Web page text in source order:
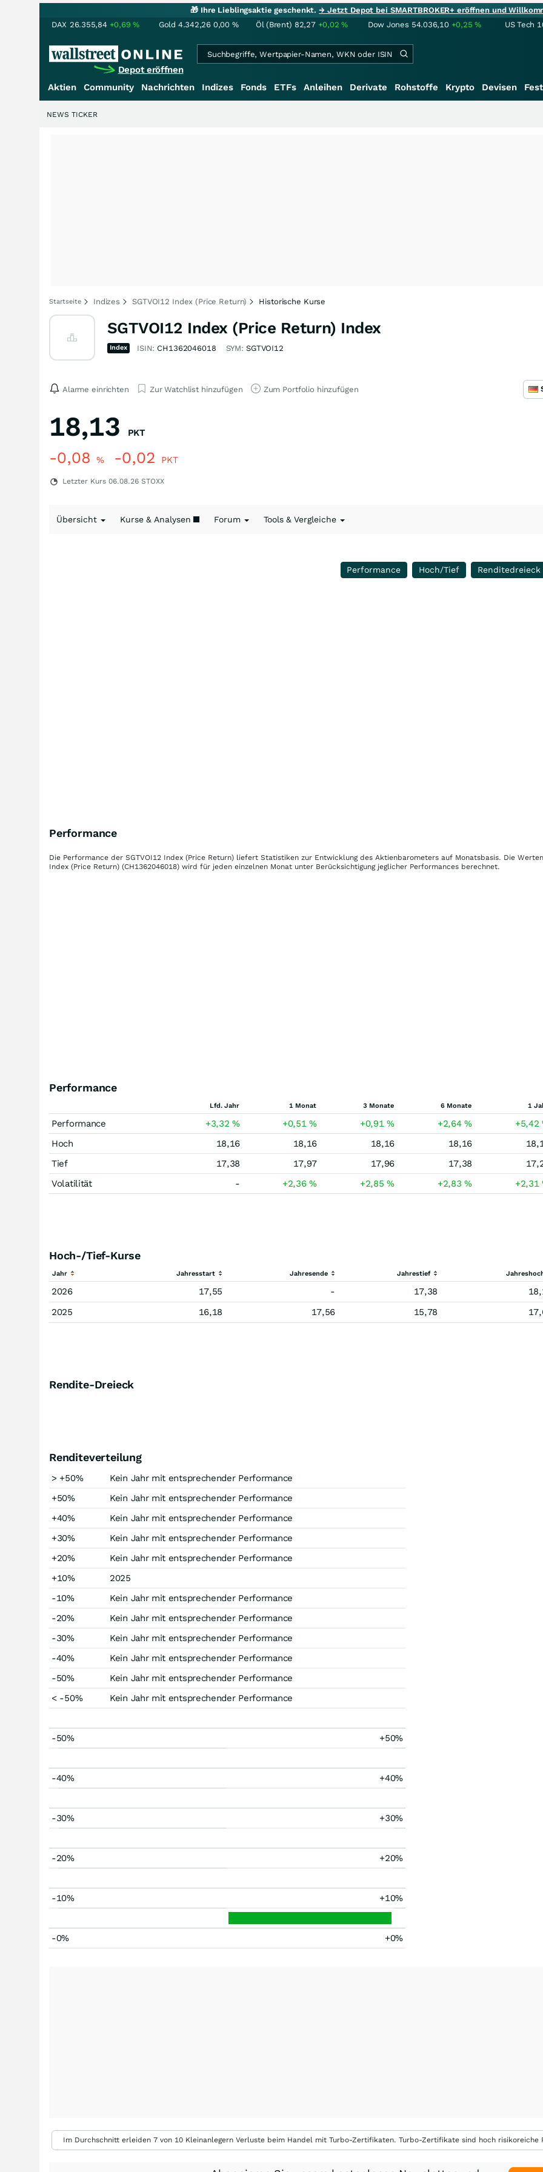
🎁 Ihre Lieblingsaktie geschenkt.→ Jetzt Depot bei SMARTBROKER+ eröffnen und
DAX 26.355,84 +0,69% Gold 4.342,26 0,00 % Öl (Brent) 82,27 +0,02% Dow Jones 54.036,10 +0,25% US Tech
Depot eröffnen
Aktien Community Nachrichten Indizes Fonds ETFs Anleihen Derivate Rohstoffe Krypto Devisen
NEWS TICKER
Startseite Indizes SGTVOI12 Index (Price Return) Historische Kurse
SGTVOI12 Index (Price Return) Index
Index ISIN: CH1362046018 SYM: SGTVOI12
Alarme einrichten Zur Watchlist hinzufügen Zum Portfolio hinzufügen
18,13 PKT
-0,08 % -0,02 PKT
Letzter Kurs 06.08.26 STOXX
Übersicht Kurse & Analysen Forum Tools & Vergleiche
Performance Hoch/Tief Renditedreieck
Performance
Die Performance der SGTVOI12 Index (Price Return) liefert Statistiken zur Entwicklung des Aktienbarometers auf Monatsbasis. Die
Index (Price Return) (CH1362046018) wird für jeden einzelnen Monat unter Berücksichtigung jeglicher Performances berechnet.
Performance
Lfd. Jahr 1 Monat 3 Monate 6 Monate 1
Performance +3,32% +0,51% +0,91% +2,64% +5,42
Hoch
18,16 18,16 18,16 18,16
Tief
17,38 17,97 17,96 17,38
Volatilität
- +2,36% +2,85% +2,83% +2,31
Hoch-/Tief-Kurse
Jahr Jahresstart Jahresende Jahrestief
2026 17,55 - 17,38
2025
16,18 17,56 15,78
Rendite-Dreieck
Renditeverteilung
> +50%
Kein Jahr mit entsprechender Performance
+50%
Kein Jahr mit entsprechender Performance
+40%
Kein Jahr mit entsprechender Performance
+30%
Kein Jahr mit entsprechender Performance
+20%
Kein Jahr mit entsprechender Performance
+10%
2025
-10%
Kein Jahr mit entsprechender Performance
-20%
Kein Jahr mit entsprechender Performance
-30%
Kein Jahr mit entsprechender Performance
-40%
Kein Jahr mit entsprechender Performance
-50%
Kein Jahr mit entsprechender Performance
< -50%
Kein Jahr mit entsprechender Performance
-50% +50%
-40% +40%
-30% +30%
-20% +20%
-10% +10%
-0% +0%
Im Durchschnitt erleiden 7 von 10 Kleinanlegern Verluste beim Handel mit Turbo-Zertifikaten. Turbo-Zertifikate sind hoch